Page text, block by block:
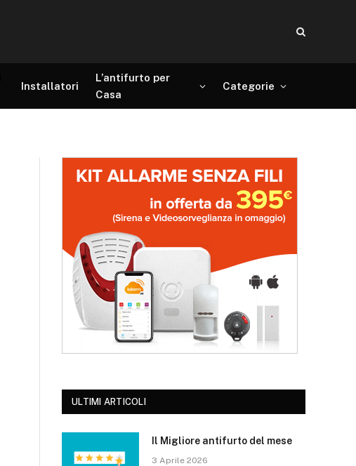
Installatori
L’antifurto per
Casa
Categorie
ULTIMI ARTICOLI
Il Migliore antifurto del mese
3 Aprile 2026